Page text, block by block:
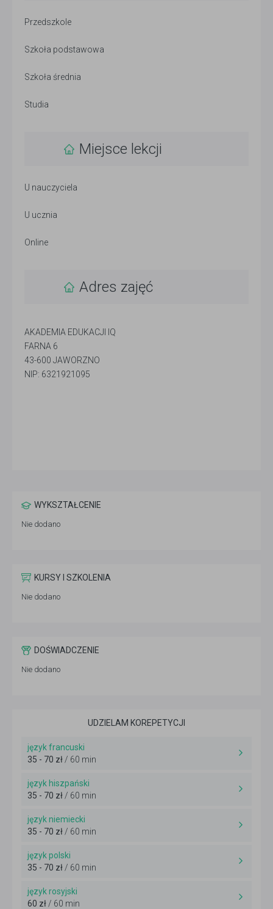
Przedszkole
Szkoła podstawowa
Szkoła średnia
Studia
Miejsce lekcji
U nauczyciela
U ucznia
Online
Adres zajęć
AKADEMIA EDUKACJI IQ
FARNA 6
43-600 JAWORZNO
NIP: 6321921095
WYKSZTAŁCENIE
Nie dodano
KURSY I SZKOLENIA
Nie dodano
DOŚWIADCZENIE
Nie dodano
UDZIELAM KOREPETYCJI
język francuski
35 - 70 zł / 60 min
język hiszpański
35 - 70 zł / 60 min
język niemiecki
35 - 70 zł / 60 min
język polski
35 - 70 zł / 60 min
język rosyjski
60 zł / 60 min